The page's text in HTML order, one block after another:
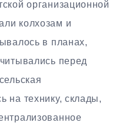
организационной
колхозам и
в планах,
перед
на технику, склады,